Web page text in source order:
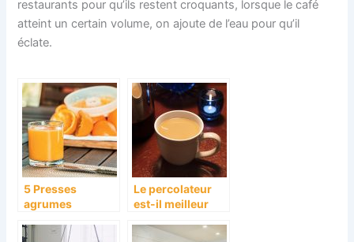
restaurants pour qu’ils restent croquants, lorsque le café
atteint un certain volume, on ajoute de l’eau pour qu’il
éclate.
5 Presses
agrumes
comparaison.
Le percolateur
est-il meilleur
café?